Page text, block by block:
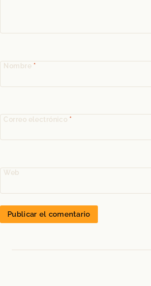
Nombre *
Correo electrónico *
Web